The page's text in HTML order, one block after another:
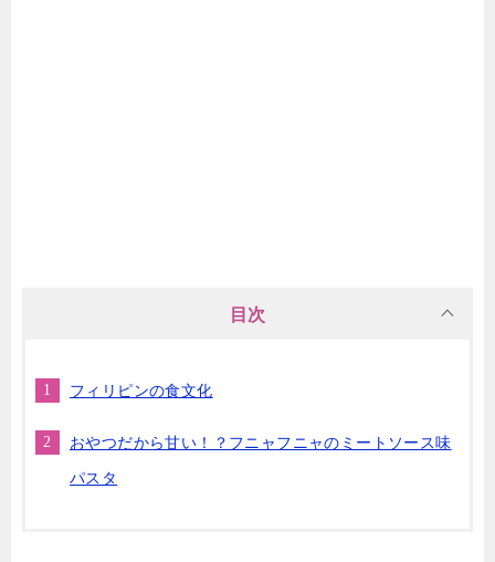
目次
フィリピンの食文化
おやつだから甘い！？フニャフニャのミートソース味
パスタ